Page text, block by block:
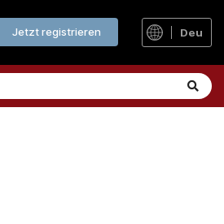
Jetzt registrieren Deu